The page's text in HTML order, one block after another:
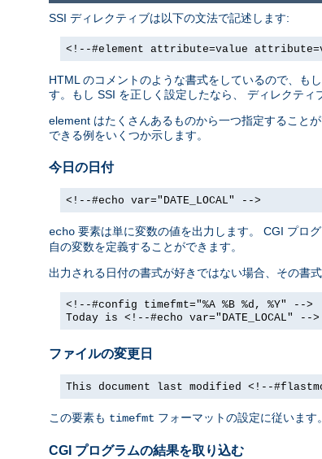
SSI ディレクティブは以下の文法で記述します:
<!--#element attribute=value
HTML のコメントのような書式をしているので、も
す。もし SSI を正しく設定したなら、 ディレクティ
element はたくさんあるものから一つ指定すること
できる例をいくつか示します。
今日の日付
<!--#echo var="DATE_LOCAL" -->
echo 要素は単に変数の値を出力します。 CGI プロ
自の変数を定義することができます。
出力される日付の書式が好きではない場合、その書
<!--#config timefmt="%A %B %d, %Y" -->
Today is <!--#echo var="DATE_LOCAL" -->
ファイルの変更日
This document last modified <!--
この要素も timefmt フォーマットの設定に従います。
CGI プログラムの結果を取り込む